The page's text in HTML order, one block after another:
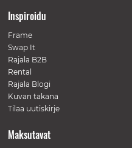
Inspiroidu
Frame
Swap It
Rajala B2B
Rental
Rajala Blogi
Kuvan takana
Tilaa uutiskirje
Maksutavat